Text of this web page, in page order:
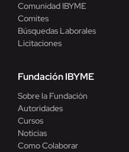
Comunidad IBYME
Comites
Búsquedas Laborales
Licitaciones
Fundación IBYME
Sobre la Fundación
Autoridades
Cursos
Noticias
Como Colaborar